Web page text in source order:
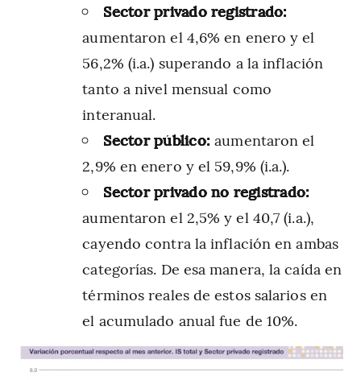
Sector privado registrado:
aumentaron el 4,6% en enero y el
56,2% (i.a.) superando a la inflación
tanto a nivel mensual como
interanual.
Sector público:aumentaron el
2,9% en enero y el 59,9% (i.a.).
Sector privado no registrado:
aumentaron el 2,5% y el 40,7 (i.a.),
cayendo contra la inflación en ambas
categorías. De esa manera, la caída en
términos reales de estos salarios en
el acumulado anual fue de 10%.